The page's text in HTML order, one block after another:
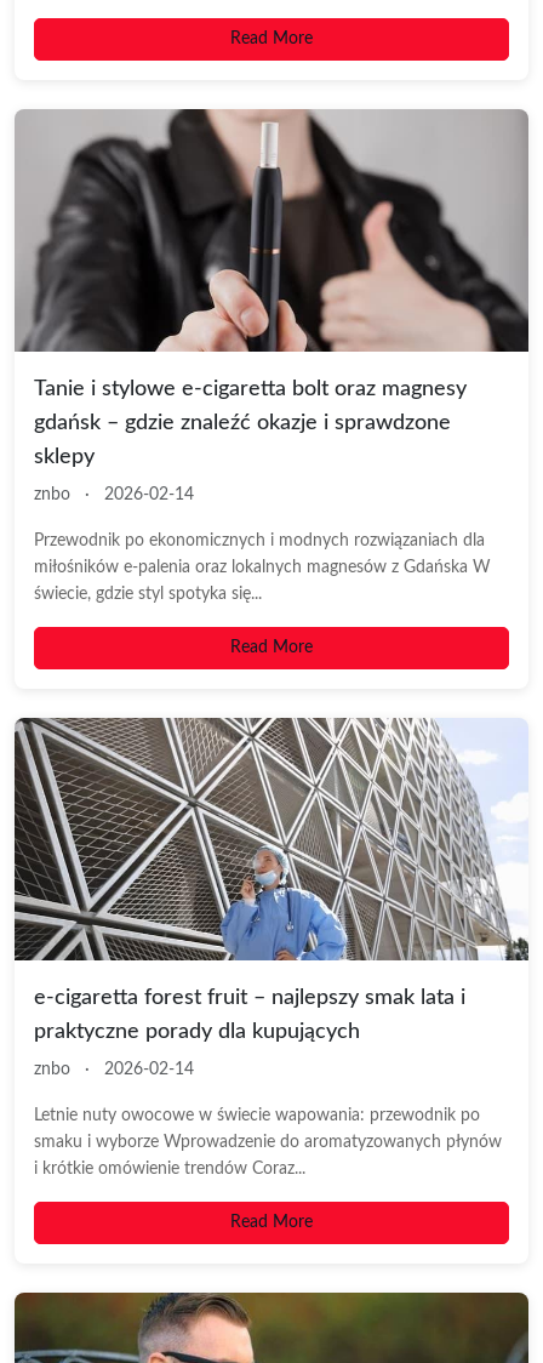
Read More
Tanie i stylowe e-cigaretta bolt oraz magnesy
gdańsk – gdzie znaleźć okazje i sprawdzone
sklepy
znbo · 2026-02-14
Przewodnik po ekonomicznych i modnych rozwiązaniach dla
miłośników e-palenia oraz lokalnych magnesów z Gdańska W
świecie, gdzie styl spotyka się...
Read More
e-cigaretta forest fruit – najlepszy smak lata i
praktyczne porady dla kupujących
znbo · 2026-02-14
Letnie nuty owocowe w świecie wapowania: przewodnik po
smaku i wyborze Wprowadzenie do aromatyzowanych płynów
i krótkie omówienie trendów Coraz...
Read More